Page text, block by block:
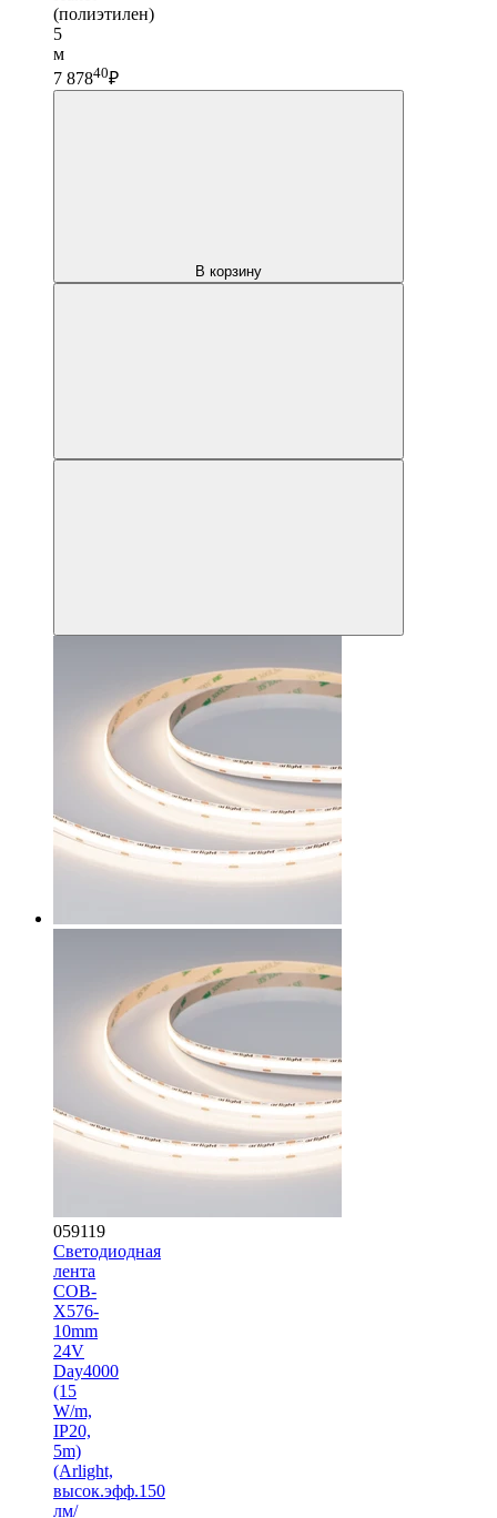
(полиэтилен)
5
м
7 87840₽
В корзину
059119
Светодиодная
лента
COB-
X576-
10mm
24V
Day4000
(15
W/m,
IP20,
5m)
(Arlight,
высок.эфф.150
лм/